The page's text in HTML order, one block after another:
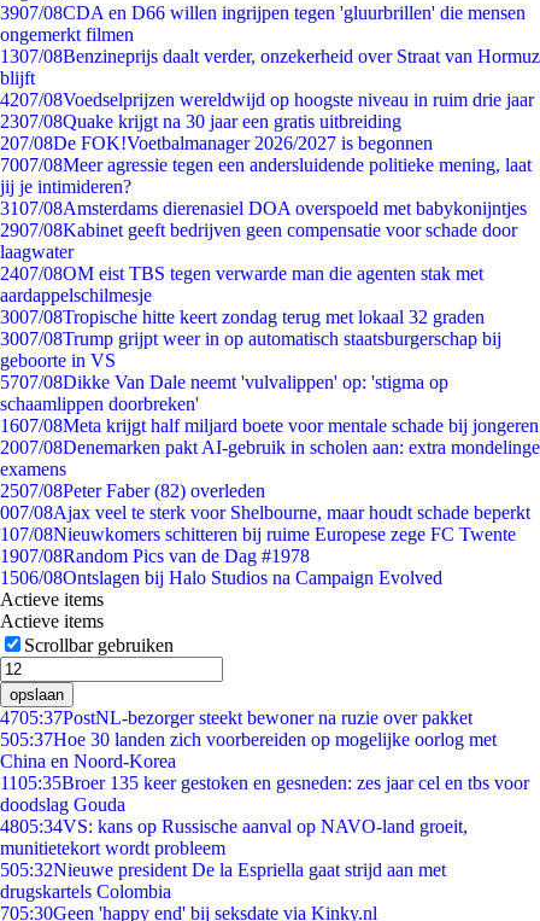
3907/08CDA en D66 willen ingrijpen tegen 'gluurbrillen' die mensen
ongemerkt filmen
1307/08Benzineprijs daalt verder, onzekerheid over Straat van Hormuz
blijft
4207/08Voedselprijzen wereldwijd op hoogste niveau in ruim drie jaar
2307/08Quake krijgt na 30 jaar een gratis uitbreiding
207/08De FOK!Voetbalmanager 2026/2027 is begonnen
7007/08Meer agressie tegen een andersluidende politieke mening, laat
jij je intimideren?
3107/08Amsterdams dierenasiel DOA overspoeld met babykonijntjes
2907/08Kabinet geeft bedrijven geen compensatie voor schade door
laagwater
2407/08OM eist TBS tegen verwarde man die agenten stak met
aardappelschilmesje
3007/08Tropische hitte keert zondag terug met lokaal 32 graden
3007/08Trump grijpt weer in op automatisch staatsburgerschap bij
geboorte in VS
5707/08Dikke Van Dale neemt 'vulvalippen' op: 'stigma op
schaamlippen doorbreken'
1607/08Meta krijgt half miljard boete voor mentale schade bij jongeren
2007/08Denemarken pakt AI-gebruik in scholen aan: extra mondelinge
examens
2507/08Peter Faber (82) overleden
007/08Ajax veel te sterk voor Shelbourne, maar houdt schade beperkt
107/08Nieuwkomers schitteren bij ruime Europese zege FC Twente
1907/08Random Pics van de Dag #1978
1506/08Ontslagen bij Halo Studios na Campaign Evolved
Actieve items
Actieve items
Scrollbar gebruiken
opslaan
4705:37PostNL-bezorger steekt bewoner na ruzie over pakket
505:37Hoe 30 landen zich voorbereiden op mogelijke oorlog met
China en Noord-Korea
1105:35Broer 135 keer gestoken en gesneden: zes jaar cel en tbs voor
doodslag Gouda
4805:34VS: kans op Russische aanval op NAVO-land groeit,
munitietekort wordt probleem
505:32Nieuwe president De la Espriella gaat strijd aan met
drugskartels Colombia
705:30Geen 'happy end' bij seksdate via Kinky.nl